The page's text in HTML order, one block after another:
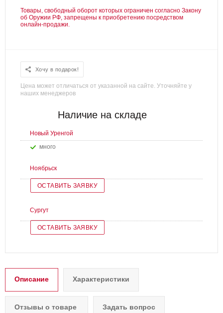
Товары, свободный оборот которых ограничен согласно Закону
об Оружии РФ, запрещены к приобретению посредством
онлайн-продажи.
Хочу в подарок!
Цена может отличаться от указанной на сайте. Уточняйте у
наших менеджеров
Наличие на складе
Новый Уренгой
Много
Ноябрьск
ОСТАВИТЬ ЗАЯВКУ
Сургут
ОСТАВИТЬ ЗАЯВКУ
Описание Характеристики
Отзывы о товаре Задать вопрос